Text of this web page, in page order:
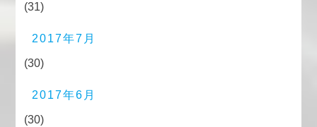
(31)
2017年7月
(30)
2017年6月
(30)